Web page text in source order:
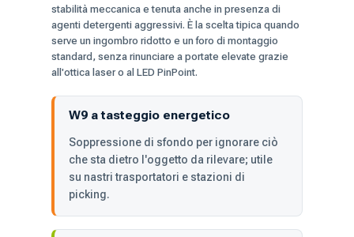
stabilità meccanica e tenuta anche in presenza di
agenti detergenti aggressivi. È la scelta tipica quando
serve un ingombro ridotto e un foro di montaggio
standard, senza rinunciare a portate elevate grazie
all'ottica laser o al LED PinPoint.
W9 a tasteggio energetico
Soppressione di sfondo per ignorare ciò
che sta dietro l'oggetto da rilevare; utile
su nastri trasportatori e stazioni di
picking.